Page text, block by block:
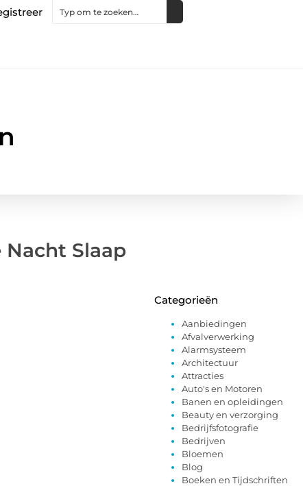
Nacht Slaap
Categorieën
Aanbiedingen
Afvalverwerking
Alarmsysteem
Architectuur
Attracties
Auto's en Motoren
Banen en opleidingen
Beauty en verzorging
Bedrijfsfotografie
Bedrijven
Bloemen
Blog
Boeken en Tijdschriften